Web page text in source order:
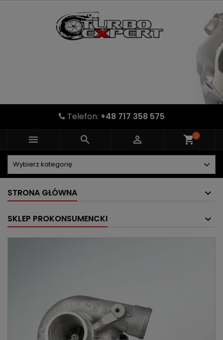
Telefon: +48 717 358 575
   shopping_cart0
STRONA GŁÓWNA
SKLEP PROKONSUMENCKI